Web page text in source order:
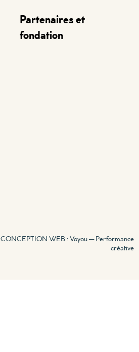
Partenaires et
fondation
CONCEPTION WEB : Voyou — Performance
créative